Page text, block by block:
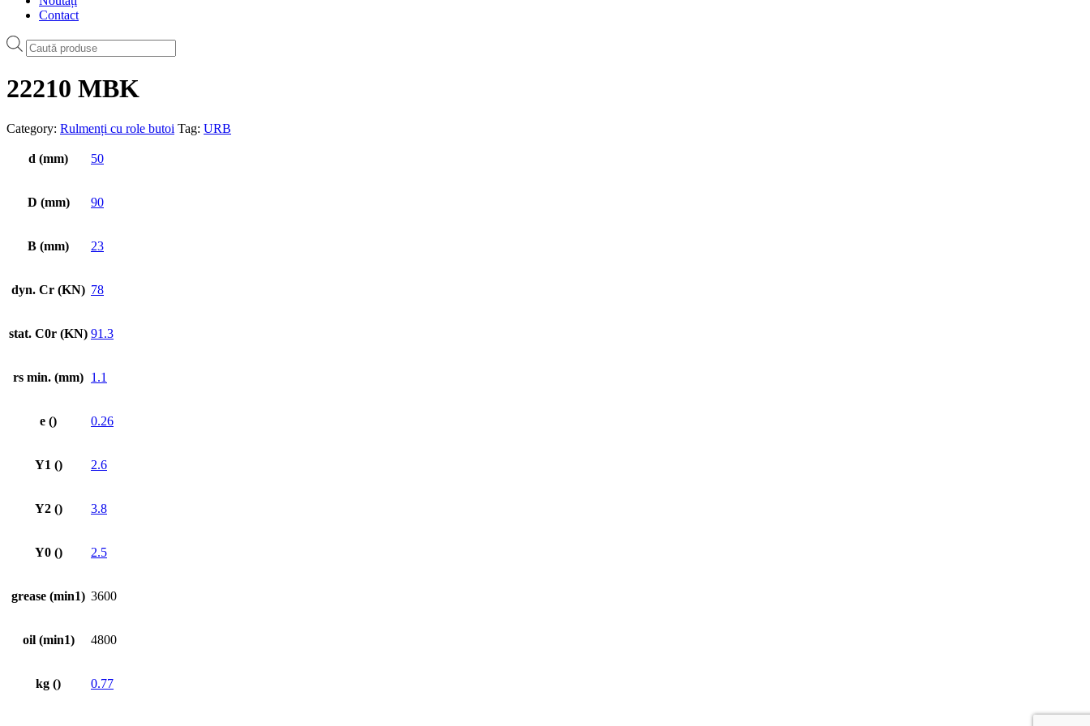
Contact
Products
search
22210 MBK
Category: Rulmenți cu role butoi Tag: URB
d (mm) 50
D (mm) 90
B (mm) 23
dyn. Cr (KN) 78
stat. C0r (KN) 91.3
rs min. (mm) 1.1
e () 0.26
Y1 () 2.6
Y2 () 3.8
Y0 () 2.5
grease (min1) 3600
oil (min1) 4800
kg () 0.77